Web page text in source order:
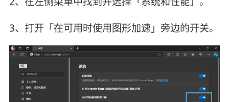
3、打开「在可用时使用图形加速」旁边的开关。